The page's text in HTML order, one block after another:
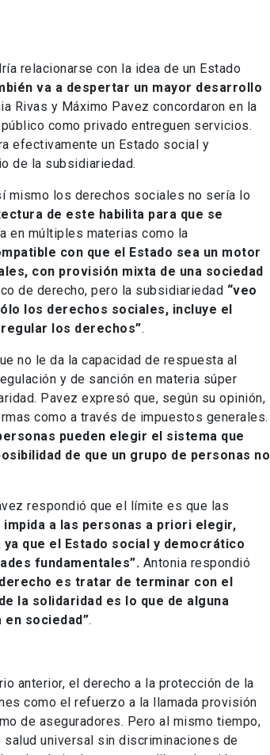
relacionarse con la idea de un Estado
va a despertar un mayor desarrollo
Rivas y Máximo Pavez concordaron en la
como privado entreguen servicios.
efectivamente un Estado social y
de la subsidiariedad.
mismo los derechos sociales no sería lo
de este habilita para que se
en múltiples materias como la
con que el Estado sea un motor
con provisión mixta de una sociedad
de derecho, pero la subsidiariedad “veo
los derechos sociales, incluye el
los derechos”.
no le da la capacidad de respuesta al
y de sanción en materia súper
Pavez expresó que, según su opinión,
como a través de impuestos generales.
pueden elegir el sistema que
de que un grupo de personas no
respondió que el límite es que las
impida a las personas a priori elegir,
que el Estado social y democrático
fundamentales”. Antonia respondió
es tratar de terminar con el
la solidaridad es lo que de alguna
en sociedad”.
anterior, el derecho a la protección de la
como el refuerzo a la llamada provisión
de aseguradores. Pero al mismo tiempo,
salud universal sin discriminaciones de